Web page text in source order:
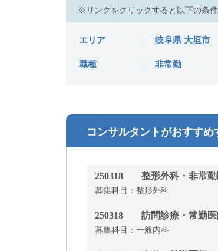
※リンクをクリックすると以下の条
エリア 岐阜県 大垣市
職種 非常勤
コンサルタントがおすすめ
250318 整形外科・非常
募集科目：整形外科
250318 訪問診療・常勤医
募集科目：一般内科